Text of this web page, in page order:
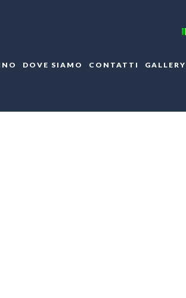
DOVE SIAMO CONTATTI GALLERY